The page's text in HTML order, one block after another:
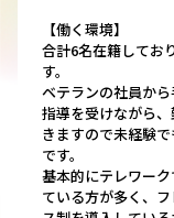
【働く環境】
合計6名在籍してお
す。
ベテランの社員か
指導を受けながら
きますので未経験
です。
基本的にテレワー
ている方が多く、